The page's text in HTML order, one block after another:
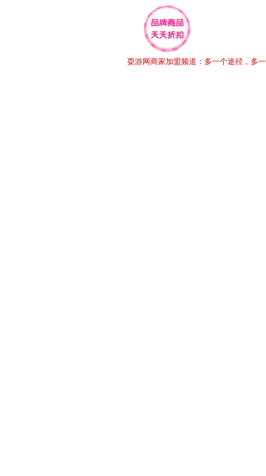
耍游网商家加盟频道：多一个途径，多